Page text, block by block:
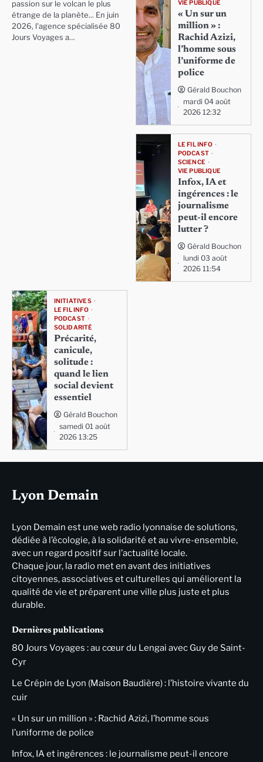
passion sur le volcan le plus
étrange de la planète... En juin
2026, l'agence spécialisée 80
Jours Voyages a…
VIE PUBLIQUE
« Un sur un
million » :
Rachid Azizi,
l’homme sous
l’uniforme de
police
Gérald Bouchon
mardi 04 août
2026 12:32
LE FIL INFO
PODCAST
SCIENCE
VIE PUBLIQUE
Infox, IA et
ingérences : le
journalisme
peut-il encore
lutter ?
Gérald Bouchon
lundi 03 août
2026 11:54
INITIATIVES
LE FIL INFO
PODCAST
SOLIDARITÉ
Précarité,
canicule,
solitude :
quand le lien
social devient
essentiel
Gérald Bouchon
samedi 01 août
2026 13:25
Lyon Demain
Lyon Demain est une web radio lyonnaise de solutions,
dédiée à l’écologie, à la solidarité et au vivre-ensemble,
avec un regard positif sur l’actualité locale.
Chaque jour, la radio met en avant des initiatives
citoyennes, associatives et culturelles qui améliorent la
qualité de vie et préparent une ville plus juste et plus
durable.
Dernières publications
80 Jours Voyages : au cœur du Lengai avec Guy de Saint-
Cyr
Le Crépin de Lyon (Maison Baudière) : l’histoire vivante du
cuir
« Un sur un million » : Rachid Azizi, l’homme sous
l’uniforme de police
Infox, IA et ingérences : le journalisme peut-il encore